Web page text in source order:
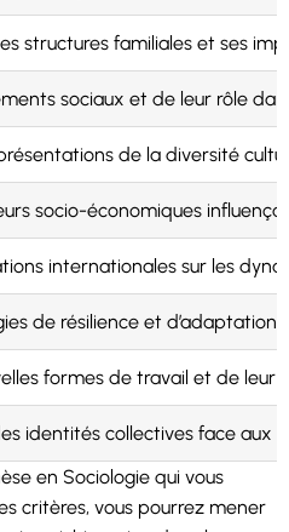
structures familiales et ses
sociaux et de leur rôle
de la diversité
socio-économiques
internationales sur les
de résilience et
formes de travail et de leur
identités collectives face aux
en Sociologie qui vous
critères, vous pourrez mener